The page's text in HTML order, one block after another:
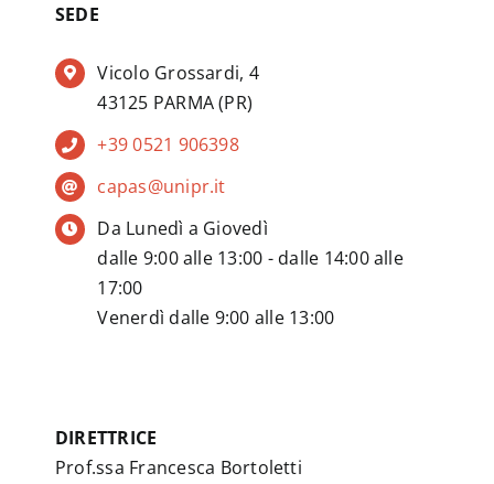
SEDE
Vicolo Grossardi, 4
43125 PARMA (PR)
+39 0521 906398
capas@unipr.it
Da Lunedì a Giovedì
dalle 9:00 alle 13:00 - dalle 14:00 alle
17:00
Venerdì dalle 9:00 alle 13:00
DIRETTRICE
Prof.ssa Francesca Bortoletti